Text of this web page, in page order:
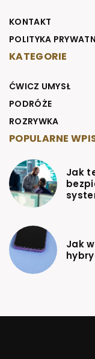
KONTAKT
POLITYKA
KATEGORIE
ĆWICZ UMYSŁ
PODRÓŻE
ROZRYWKA
POPULARNE
Jak
Jak